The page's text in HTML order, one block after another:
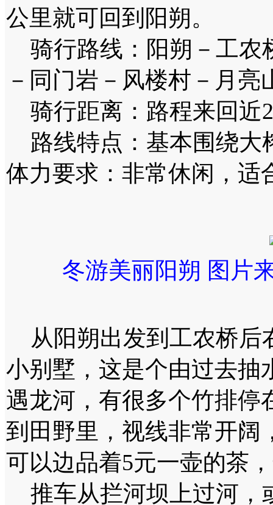
公里就可回到阳朔。
骑行路线：阳朔－工农
－同门岩－风楼村－月亮
骑行距离：路程来回近
路线特点：基本围绕大
体力要求：非常休闲，适
冬游美丽阳朔 图片
从阳朔出发到工农桥后
小别墅，这是个由过去抽
遇龙河，有很多个竹排停
到田野里，视线非常开阔
可以边品着5元一壶的茶
推车从拦河坝上过河，